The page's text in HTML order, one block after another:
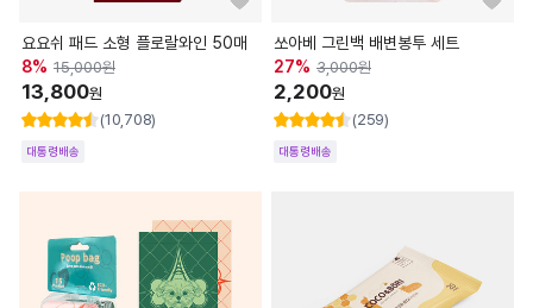
요요쉬 패드 소형 플로랄와인 50매
8% 15,000원
13,800원
(10,708)
대통령배송
쏘아베 그린백 배변봉투 세트
27% 3,000원
2,200원
(259)
대통령배송